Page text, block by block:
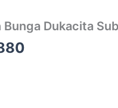
Bunga Dukacita